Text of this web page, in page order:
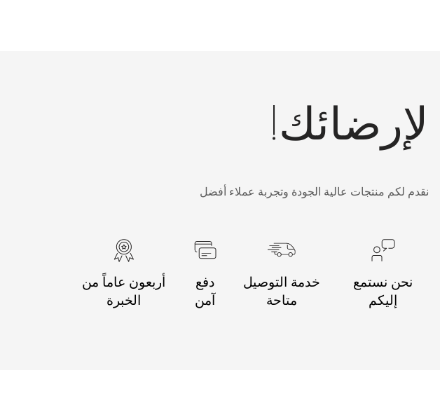
لإرضائك!
نقدم لكم منتجات عالية الجودة وتجربة عملاء أفضل
نحن نستمع
إليكم
خدمة التوصيل
متاحة
دفع
آمن
أربعون عاماً من
الخبرة